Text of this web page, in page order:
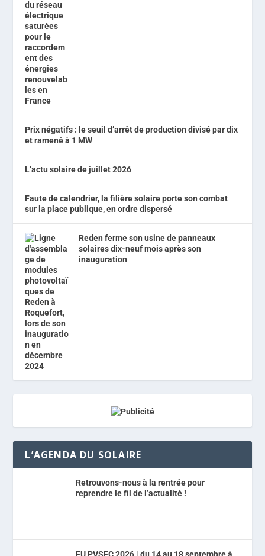
Prix négatifs : le seuil d’arrêt de production divisé par dix
et ramené à 1 MW
L’actu solaire de juillet 2026
Faute de calendrier, la filière solaire porte son combat
sur la place publique, en ordre dispersé
Reden ferme son usine de panneaux
solaires dix-neuf mois après son
inauguration
L’AGENDA DU SOLAIRE
Retrouvons-nous à la rentrée pour
reprendre le fil de l’actualité !
EU PVSEC 2026 | du 14 au 18 septembre à